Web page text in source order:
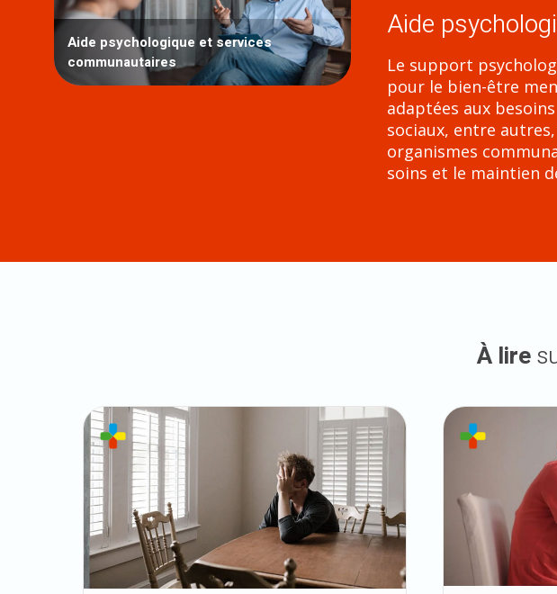
Aide psychologique et services
communautaires
Aide
Le support
pour le bien-être
adaptées aux
sociaux, entre
organismes
soins et le maintien
À lire